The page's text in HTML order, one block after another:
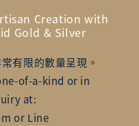
Creation with
Gold & Silver
有限的數量呈現。
of-a-kind or in
at:
or Line